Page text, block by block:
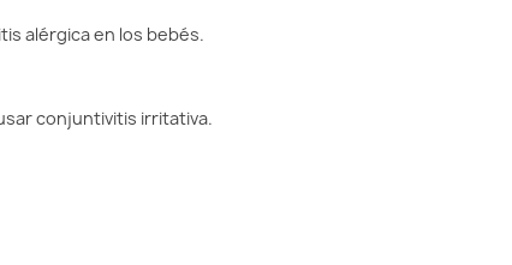
alérgica en los bebés.
conjuntivitis irritativa.